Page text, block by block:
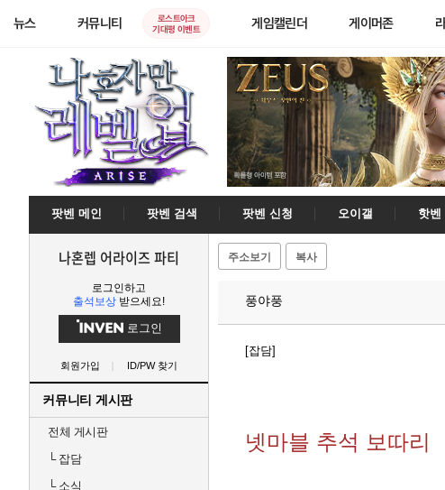
뉴스 커뮤니티
로스트아크
기대평 이벤트
게임캘린더 게이머존
팟벤 메인 팟벤 검색 팟벤 신청 오이갤 핫벤
나혼렙 어라이즈 파티
로그인하고
출석보상 받으세요!
로그인
회원가입 ID/PW 찾기
커뮤니티 게시판
전체 게시판
└잡담
└소식
주소보기 복사
풍야풍
[잡담]
넷마블 추석 보따리